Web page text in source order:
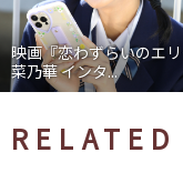
映画『恋わずらいのエ
菜乃華 インタ...